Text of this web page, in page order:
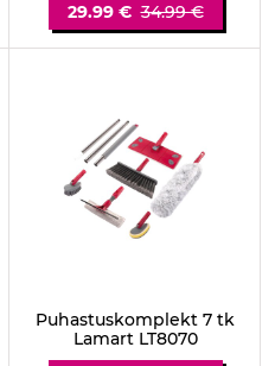
29.99 € 34.99 €
Puhastuskomplekt 7 tk
Lamart LT8070